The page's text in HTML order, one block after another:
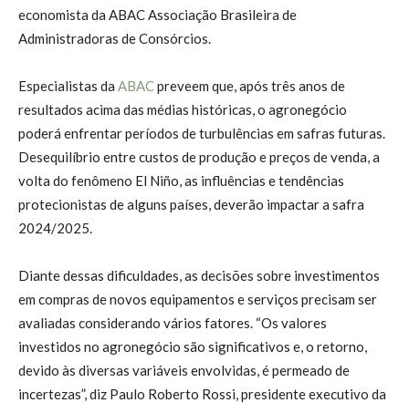
economista da ABAC Associação Brasileira de
Administradoras de Consórcios.
Especialistas da ABACpreveem que, após três anos de
resultados acima das médias históricas, o agronegócio
poderá enfrentar períodos de turbulências em safras futuras.
Desequilíbrio entre custos de produção e preços de venda, a
volta do fenômeno El Niño, as influências e tendências
protecionistas de alguns países, deverão impactar a safra
2024/2025.
Diante dessas dificuldades, as decisões sobre investimentos
em compras de novos equipamentos e serviços precisam ser
avaliadas considerando vários fatores. “Os valores
investidos no agronegócio são significativos e, o retorno,
devido às diversas variáveis envolvidas, é permeado de
incertezas”, diz Paulo Roberto Rossi, presidente executivo da